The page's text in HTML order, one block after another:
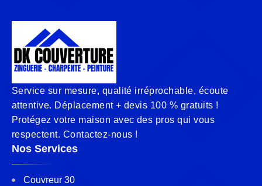
Service sur mesure, qualité irréprochable, écoute
attentive. Déplacement + devis 100 % gratuits !
Protégez votre maison avec des pros qui vous
respectent. Contactez-nous !
Nos Services
Couvreur 30